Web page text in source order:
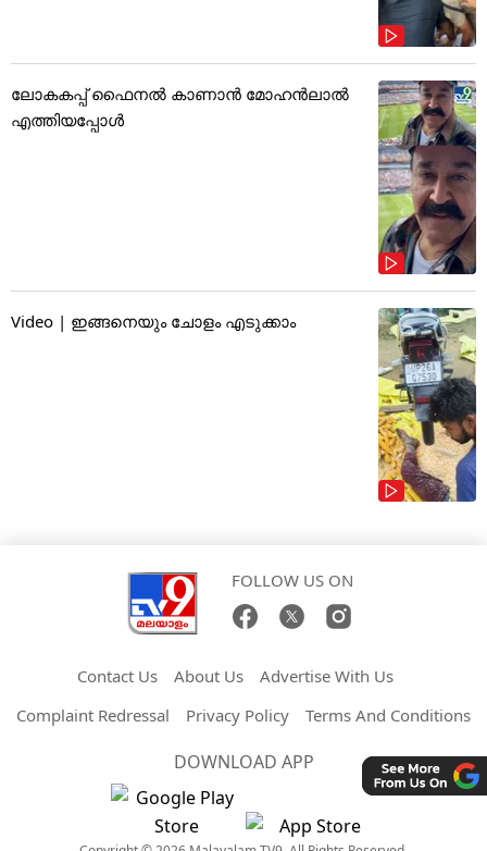
ലോകകപ്പ് ഫൈനൽ കാണാൻ മോഹൻലാൽ
എത്തിയപ്പോൾ
Video | ഇങ്ങനെയും ചോളം എടുക്കാം
FOLLOW US ON
Contact Us About Us
Advertise With Us
Complaint Redressal
Privacy Policy Terms And Conditions
DOWNLOAD APP